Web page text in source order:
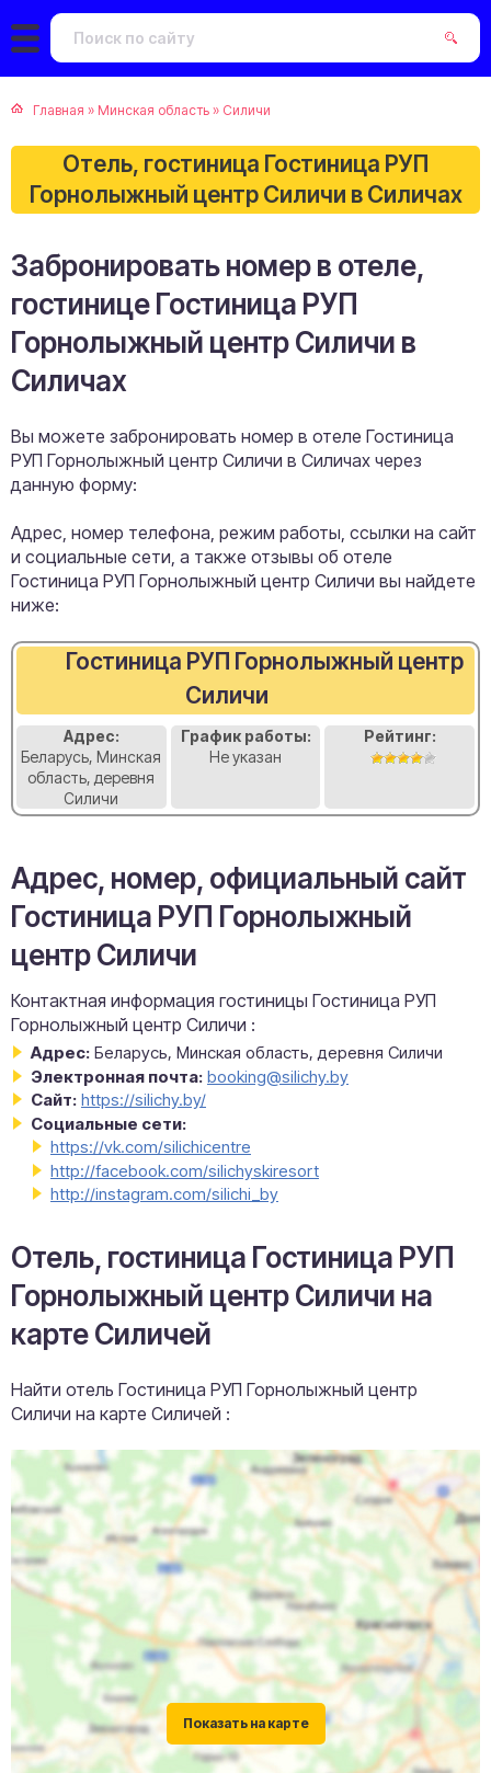
Главная » Минская область » Силичи
Отель, гостиница Гостиница РУП
Горнолыжный центр Силичи в Силичах
Забронировать номер в отеле,
гостинице Гостиница РУП
Горнолыжный центр Силичи в
Силичах
Вы можете забронировать номер в отеле Гостиница
РУП Горнолыжный центр Силичи в Силичах через
данную форму:
Адрес, номер телефона, режим работы, ссылки на сайт
и социальные сети, а также отзывы об отеле
Гостиница РУП Горнолыжный центр Силичи вы найдете
ниже:
Гостиница РУП Горнолыжный центр
Силичи
Адрес:
Беларусь, Минская
область, деревня
Силичи
График работы:
Не указан
Рейтинг:
Адрес, номер, официальный сайт
Гостиница РУП Горнолыжный
центр Силичи
Контактная информация гостиницы Гостиница РУП
Горнолыжный центр Силичи :
Адрес: Беларусь, Минская область, деревня Силичи
Электронная почта: booking@silichy.by
Сайт: https://silichy.by/
Социальные сети:
https://vk.com/silichicentre
http://facebook.com/silichyskiresort
http://instagram.com/silichi_by
Отель, гостиница Гостиница РУП
Горнолыжный центр Силичи на
карте Силичей
Найти отель Гостиница РУП Горнолыжный центр
Силичи на карте Силичей :